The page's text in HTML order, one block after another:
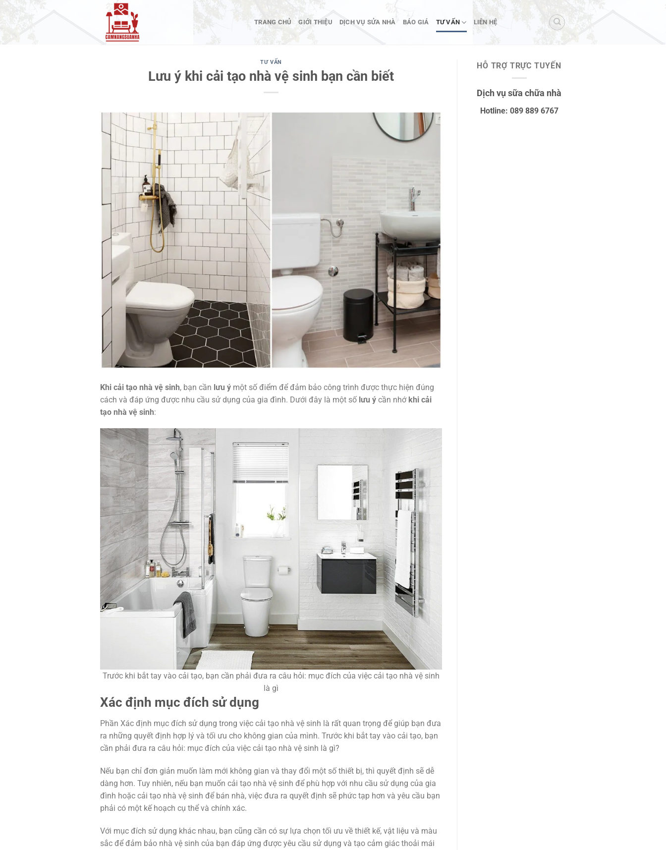
dung
TRANG CHỦ GIỚI THIỆU DỊCH VỤ SỬA NHÀ BÁO GIÁ TƯ VẤN LIÊN HỆ
TƯ VẤN
Lưu ý khi cải tạo nhà vệ sinh bạn cần biết
Khi cải tạo nhà vệ sinh, bạn cần lưu ý một số điểm để đảm bảo công trình được thực hiện đúng
cách và đáp ứng được nhu cầu sử dụng của gia đình. Dưới đây là một số lưu ý cần nhớ khi cải
tạo nhà vệ sinh:
Trước khi bắt tay vào cải tạo, bạn cần phải đưa ra câu hỏi: mục đích của việc cải tạo nhà vệ sinh
là gì
Xác định mục đích sử dụng
Phần Xác định mục đích sử dụng trong việc cải tạo nhà vệ sinh là rất quan trọng để giúp bạn đưa
ra những quyết định hợp lý và tối ưu cho không gian của mình. Trước khi bắt tay vào cải tạo, bạn
cần phải đưa ra câu hỏi: mục đích của việc cải tạo nhà vệ sinh là gì?
Nếu bạn chỉ đơn giản muốn làm mới không gian và thay đổi một số thiết bị, thì quyết định sẽ dễ
dàng hơn. Tuy nhiên, nếu bạn muốn cải tạo nhà vệ sinh để phù hợp với nhu cầu sử dụng của gia
đình hoặc cải tạo nhà vệ sinh để bán nhà, việc đưa ra quyết định sẽ phức tạp hơn và yêu cầu bạn
phải có một kế hoạch cụ thể và chính xác.
Với mục đích sử dụng khác nhau, bạn cũng cần có sự lựa chọn tối ưu về thiết kế, vật liệu và màu
sắc để đảm bảo nhà vệ sinh của bạn đáp ứng được yêu cầu sử dụng và tạo cảm giác thoải mái
HỖ TRỢ TRỰC TUYẾN
Dịch vụ sữa chữa nhà
Hotline: 089 889 6767